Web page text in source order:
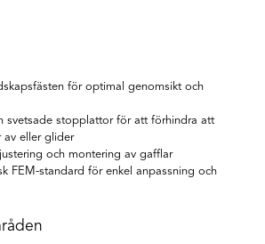
för optimal genomsikt och
svetsade stopplattor för att förhindra att
av eller glider
och montering av gafflar
FEM-standard för enkel anpassning och